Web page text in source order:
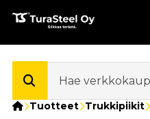
Etusivu
Tuotteet Trukkipiikit